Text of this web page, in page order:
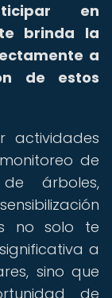
en
brinda la
a
de estos
actividades
de
árboles,
no solo te
a
sino que
de